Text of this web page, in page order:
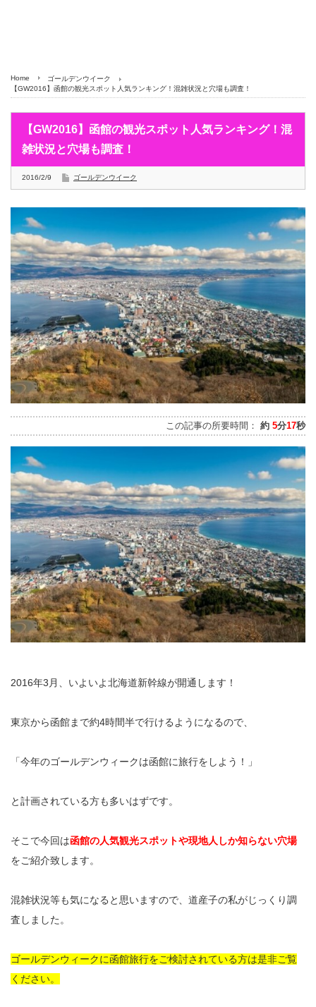
Home
ゴールデンウイーク
【GW2016】函館の観光スポット人気ランキング！混雑状況と穴場も調査！
【GW2016】函館の観光スポット人気ランキング！混
雑状況と穴場も調査！
2016/2/9 ゴールデンウイーク
この記事の所要時間： 約 5分17秒
2016年3月、いよいよ北海道新幹線が開通します！
東京から函館まで約4時間半で行けるようになるので、
「今年のゴールデンウィークは函館に旅行をしよう！」
と計画されている方も多いはずです。
そこで今回は函館の人気観光スポットや現地人しか知らない穴場
をご紹介致します。
混雑状況等も気になると思いますので、道産子の私がじっくり調
査しました。
ゴールデンウィークに函館旅行をご検討されている方は是非ご覧
ください。